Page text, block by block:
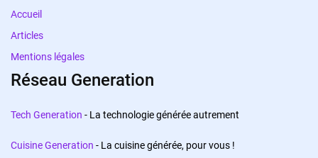
Accueil
Articles
Mentions légales
Réseau Generation
Tech Generation - La technologie générée autrement
Cuisine Generation - La cuisine générée, pour vous !